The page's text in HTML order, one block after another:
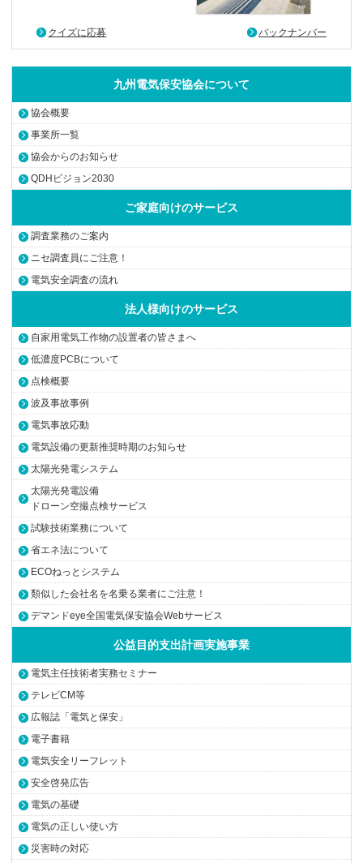
クイズに応募 バックナンバー
九州電気保安協会について
協会概要
事業所一覧
協会からのお知らせ
QDHビジョン2030
ご家庭向けのサービス
調査業務のご案内
ニセ調査員にご注意！
電気安全調査の流れ
法人様向けのサービス
自家用電気工作物の設置者の皆さまへ
低濃度PCBについて
点検概要
波及事故事例
電気事故応動
電気設備の更新推奨時期のお知らせ
太陽光発電システム
太陽光発電設備
ドローン空撮点検サービス
試験技術業務について
省エネ法について
ECOねっとシステム
類似した会社名を名乗る業者にご注意！
デマンドeye全国電気保安協会Webサービス
公益目的支出計画実施事業
電気主任技術者実務セミナー
テレビCM等
広報誌「電気と保安」
電子書籍
電気安全リーフレット
安全啓発広告
電気の基礎
電気の正しい使い方
災害時の対応